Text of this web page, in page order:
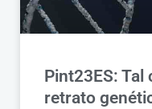
Pint23ES: Tal
retrato